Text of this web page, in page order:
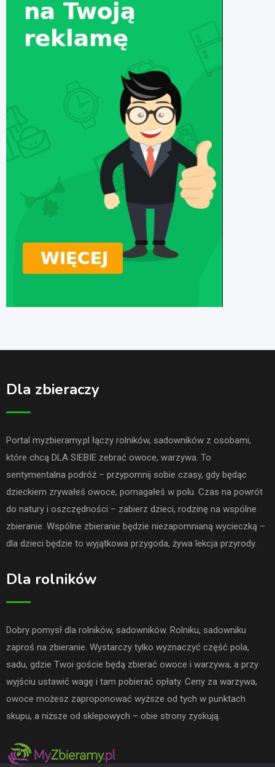
Dla zbieraczy
Portal myzbieramy.pl łączy rolników, sadowników z osobami,
które chcą DLA SIEBIE zebrać owoce, warzywa. To
sentymentalna podróż – przypomnij sobie czasy, gdy będąc
dzieckiem zrywałeś owoce, pomagałeś w polu. Czas na powrót
do natury i oszczędności – zabierz dzieci, rodzinę na wspólne
zbieranie. Wspólne zbieranie będzie niezapomnianą wycieczką –
dla dzieci będzie to wyjątkowa przygoda, żywa lekcja przyrody.
Dla rolników
Dobry pomysł dla rolników, sadowników. Rolniku, sadowniku
zaproś na zbieranie. Wystarczy tylko wyznaczyć część pola,
sadu, gdzie Twoi goście będą zbierać owoce i warzywa, a przy
wyjściu ustawić wagę i tam pobierać opłaty. Ceny za warzywa,
owoce możesz zaproponować wyższe od tych w punktach
skupu, a niższe od sklepowych – obie strony zyskują.